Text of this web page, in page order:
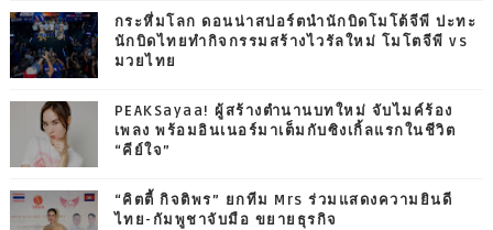
กระหึ่มโลก ดอนน่าสปอร์ตนำนักบิดโมโต้จีพี ปะทะ
นักบิดไทยทำกิจกรรมสร้างไวรัลใหม่ โมโตจีพี vs
มวยไทย
PEAKSayaa! ผู้สร้างตำนานบทใหม่ จับไมค์ร้อง
เพลง พร้อมอินเนอร์มาเต็มกับซิงเกิ้ลแรกในชีวิต
“คีย์ใจ”
“คิตตี้ กิจติพร” ยกทีม Mrs ร่วมแสดงความยินดี
ไทย-กัมพูชาจับมือ ขยายธุรกิจ